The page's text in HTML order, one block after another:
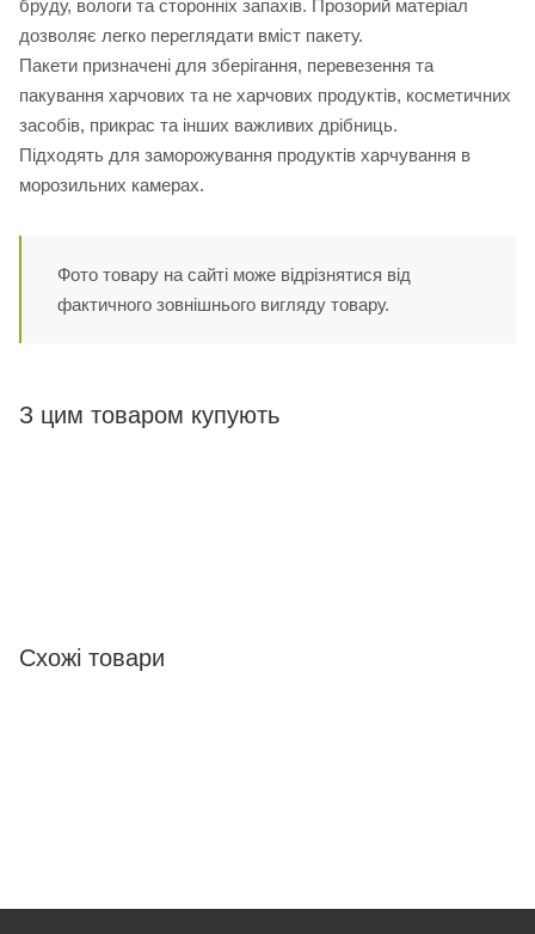
бруду, вологи та сторонніх запахів. Прозорий матеріал
дозволяє легко переглядати вміст пакету.
Пакети призначені для зберігання, перевезення та
пакування харчових та не харчових продуктів, косметичних
засобів, прикрас та інших важливих дрібниць.
Підходять для заморожування продуктів харчування в
морозильних камерах.
Фото товару на сайті може відрізнятися від
фактичного зовнішнього вигляду товару.
З цим товаром купують
Схожі товари